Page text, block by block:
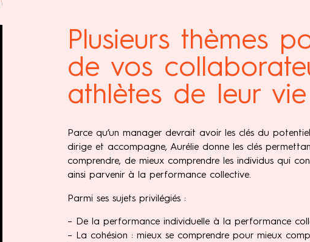
Plusieurs thèmes
de vos
athlètes de leur vie
Parce qu’un manager devrait avoir les clés du
dirige et accompagne, Aurélie donne les clés
comprendre, de mieux comprendre les individus qui
ainsi parvenir à la performance collective.
Parmi ses sujets privilégiés :
– De la performance individuelle à la performance
– La cohésion : mieux se comprendre pour mieux